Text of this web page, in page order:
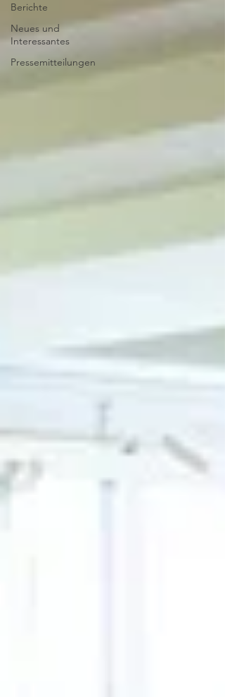
Berichte
Neues und
Interessantes
Pressemitteilungen